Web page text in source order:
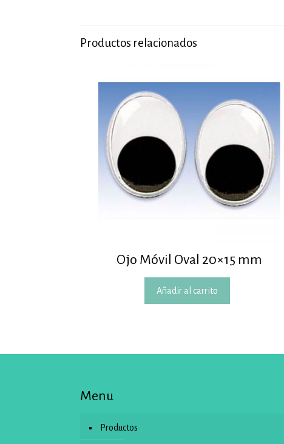
Productos relacionados
Ojo Móvil Oval 20×15 mm
Añadir al carrito
Menu
Productos